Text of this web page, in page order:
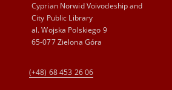
Cyprian Norwid Voivodeship and
City Public Library
al. Wojska Polskiego 9
65-077 Zielona Góra
(+48) 68 453 26 06